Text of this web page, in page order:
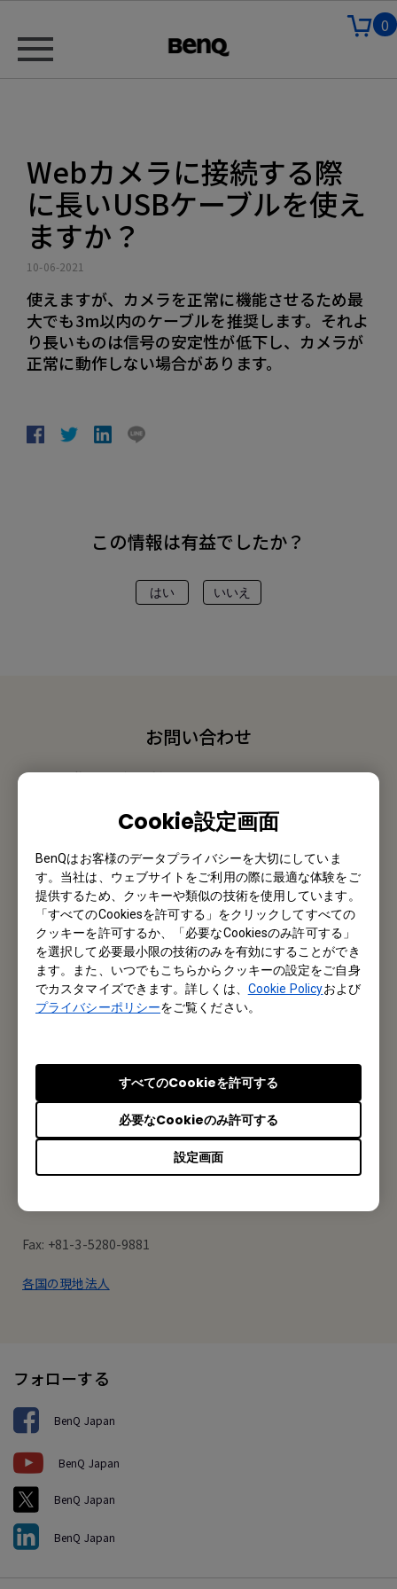
Cookie設定画面
BenQはお客様のデータプライバシーを大切にしていま
す。当社は、ウェブサイトをご利用の際に最適な体験をご
提供するため、クッキーや類似の技術を使用しています。
「すべてのCookiesを許可する」をクリックしてすべての
クッキーを許可するか、「必要なCookiesのみ許可する」
を選択して必要最小限の技術のみを有効にすることができ
ます。また、いつでもこちらからクッキーの設定をご自身
でカスタマイズできます。詳しくは、 Cookie Policyおよび
プライバシーポリシーをご覧ください。
設定画面
必要なCookieのみ許可する
すべてのCookieを許可する
0
Webカメラに接続する際
に長いUSBケーブルを使え
ますか？
10-06-2021
使えますが、カメラを正常に機能させるため最
大でも3m以内のケーブルを推奨します。それよ
り長いものは信号の安定性が低下し、カメラが
正常に動作しない場合があります。
この情報は有益でしたか？
はい いいえ
お問い合わせ
私たちがお手伝いさせていただきます。
お問い合わせ
メルマガ登録
製品情報や活用事例、特典情報などを配信中です。
登録する
オフィス所在地
ベンキュー ジャパン株式会社
東京都千代田区内神田1丁目14-5 NK内神田ビル8階
Tel: +81-3-5280-9880
Fax: +81-3-5280-9881
各国の現地法人
フォローする
BenQ Japan
BenQ Japan
BenQ Japan
BenQ Japan